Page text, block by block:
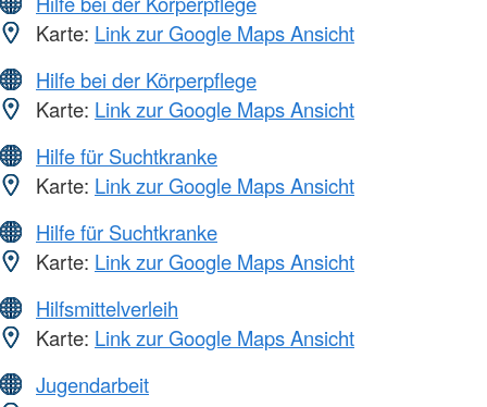
Karte: Link zur Google Maps Ansicht
Hilfe bei der Körperpflege
Karte: Link zur Google Maps Ansicht
Hilfe für Suchtkranke
Karte: Link zur Google Maps Ansicht
Hilfe für Suchtkranke
Karte: Link zur Google Maps Ansicht
Hilfsmittelverleih
Karte: Link zur Google Maps Ansicht
Jugendarbeit